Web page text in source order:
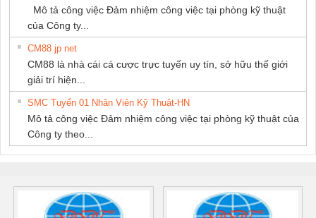
Mô tả công việc Đảm nhiệm công việc tại phòng kỹ thuật
của Công ty...
CM88 jp net
CM88 là nhà cái cá cược trực tuyến uy tín, sở hữu thế giới
giải trí hiện...
SMC Tuyển 01 Nhân Viên Kỹ Thuật-HN
Mô tả công việc Đảm nhiệm công việc tại phòng kỹ thuật của
Công ty theo...